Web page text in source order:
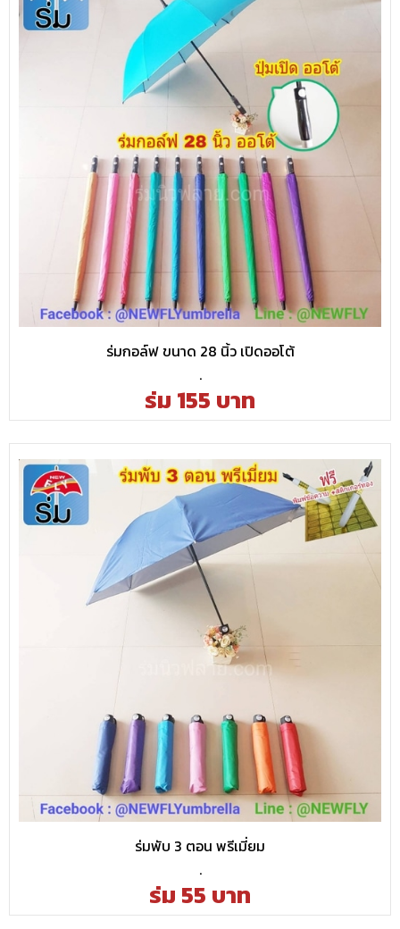
ร่มกอล์ฟ ขนาด 28 นิ้ว เปิดออโต้
.
ร่ม 155 บาท
ร่มพับ 3 ตอน พรีเมี่ยม
.
ร่ม 55 บาท